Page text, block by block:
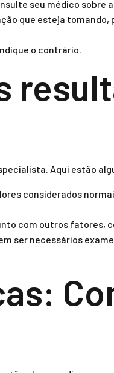
seu médico sobre
que esteja
o contrário.
Aqui estão
considerados
com outros fatores,
ser necessários